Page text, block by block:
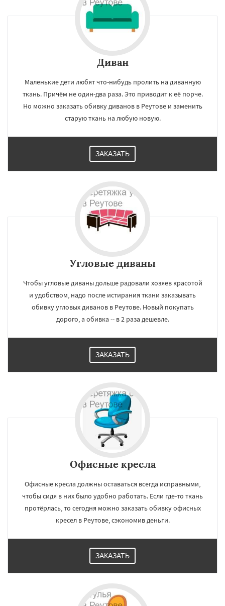
Диван
Маленькие дети любят что-нибудь пролить на диванную
ткань. Причём не один-два раза. Это приводит к её порче.
Но можно заказать обивку диванов в Реутове и заменить
старую ткань на любую новую.
ЗАКАЗАТЬ
Угловые диваны
Чтобы угловые диваны дольше радовали хозяев красотой
и удобством, надо после истирания ткани заказывать
обивку угловых диванов в Реутове. Новый покупать
дорого, а обивка -- в 2 раза дешевле.
ЗАКАЗАТЬ
Офисные кресла
Офисные кресла должны оставаться всегда исправными,
чтобы сидя в них было удобно работать. Если где-то ткань
протёрлась, то сегодня можно заказать обивку офисных
кресел в Реутове, сэкономив деньги.
ЗАКАЗАТЬ